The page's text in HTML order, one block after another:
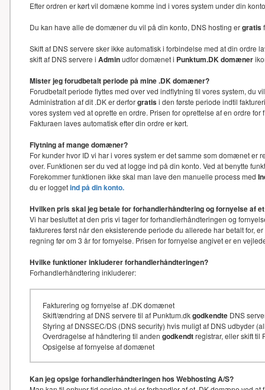
Efter ordren er kørt vil domæne komme ind i vores system under din
Du kan have alle de domæner du vil på din konto, DNS hosting ergratis
Skift af DNS servere sker ikke automatisk i forbindelse med at din
skift af DNS servere i Adminudfor domænet i Punktum.DK domæner
Mister jeg forudbetalt periode på mine .DK domæner?
Forudbetalt periode flyttes med over ved indflytning til vores system,
Administration af dit .DK er derforgratisi den første periode indtil
vores system ved at oprette en ordre. Prisen for oprettelse af en ordre
Fakturaen laves automatisk efter din ordre er kørt.
Flytning af mange domæner?
For kunder hvor ID vi har i vores system er det samme som domænet
over. Funktionen ser du ved at logge ind på din konto. Ved at benytte
Forekommer funktionen ikke skal man lave den manuelle process med
du er loggetind på din konto.
Hvilken pris skal jeg betale for forhandlerhåndtering og fornyelse af
Vi har besluttet at den pris vi tager for forhandlerhåndteringen og
faktureres først når den eksisterende periode du allerede har betalt for,
regning før om 3 år for fornyelse. Prisen for fornyelse angivet er en
Hvilke funktioner inkluderer forhandlerhåndteringen?
Forhandlerhåndtering inkluderer:
Fakturering og fornyelse af .DK domænet
Skift/ændring af DNS servere til af Punktum.dkgodkendte DNS
Styring af DNSSEC/DS (DNS security) hvis muligt af DNS udbyder
Overdragelse af håndtering til anden godkendtregistrar, eller skift til
Opsigelse af fornyelse af domænet
Kan jeg opsige forhandlerhåndteringen hos Webhosting A/S?